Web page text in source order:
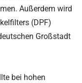
Außerdem wird
(DPF)
Großstadt
bei hohen